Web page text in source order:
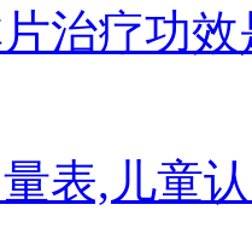
治疗功
表,儿童